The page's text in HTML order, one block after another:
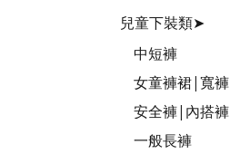
兒童下裝類➤
中短褲
女童褲裙|寬褲
安全褲|內搭褲
一般長褲